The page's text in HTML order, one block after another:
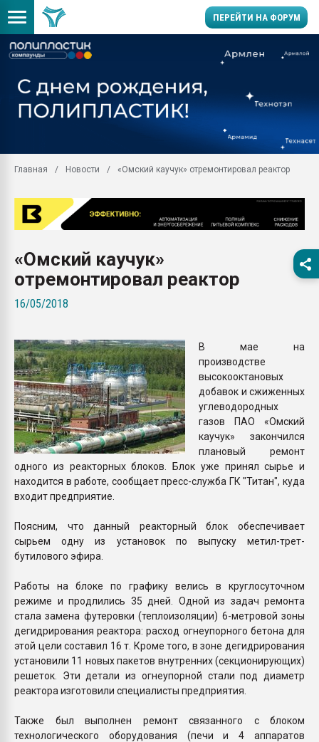
ПЕРЕЙТИ НА ФОРУМ
заводу пластмасс"
Помощь в подборе
Вакуум-формовочные
Подмосковье, Москва
первый план в
бутылок
ПЕРЕЙТИ НА
Главная Новости «Омский каучук» отремонтировал реактор
«Омский каучук»
отремонтировал реактор
16/05/2018
В мае на
производстве
высокооктановых
добавок и сжиженных
углеводородных
газов ПАО «Омский
каучук» закончился
плановый ремонт
одного из реакторных блоков. Блок уже принял сырье и
находится в работе, сообщает пресс-служба ГК "Титан", куда
входит предприятие.
Поясним, что данный реакторный блок обеспечивает
сырьем одну из установок по выпуску метил-трет-
бутилового эфира.
Работы на блоке по графику велись в круглосуточном
режиме и продлились 35 дней. Одной из задач ремонта
стала замена футеровки (теплоизоляции) 6-метровой зоны
дегидрирования реактора: расход огнеупорного бетона для
этой цели составил 16 т. Кроме того, в зоне дегидрирования
установили 11 новых пакетов внутренних (секционирующих)
решеток. Эти детали из огнеупорной стали под диаметр
реактора изготовили специалисты предприятия.
Также был выполнен ремонт связанного с блоком
технологического оборудования (печи и 4 аппаратов